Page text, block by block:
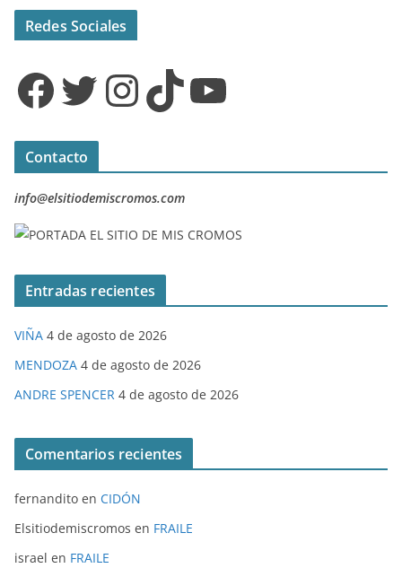
Redes Sociales
Facebook Twitter InstagramTikTok YouTube
Contacto
info@elsitiodemiscromos.com
Entradas recientes
VIÑA 4 de agosto de 2026
MENDOZA 4 de agosto de 2026
ANDRE SPENCER 4 de agosto de 2026
Comentarios recientes
fernandito en CIDÓN
Elsitiodemiscromos en FRAILE
israel en FRAILE